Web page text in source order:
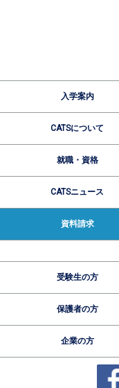
入学案内
CATSについて
就職・資格
CATSニュース
資料請求
受験生の方
保護者の方
企業の方